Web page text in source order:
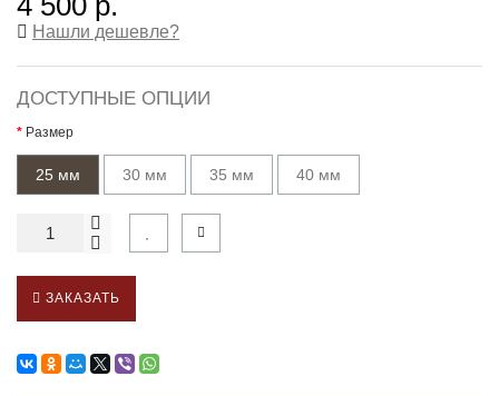
Нашли дешевле?
ДОСТУПНЫЕ ОПЦИИ
Размер
25 мм 30 мм 35 мм 40 мм
ЗАКАЗАТЬ